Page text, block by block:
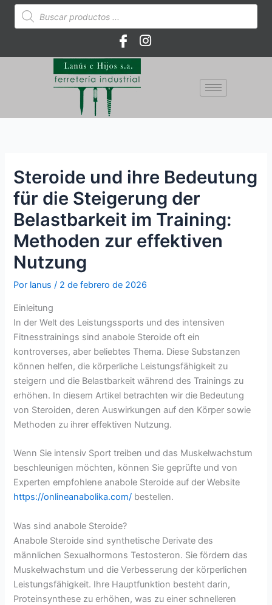
Búsqueda
de
productos
Steroide und ihre Bedeutung
für die Steigerung der
Belastbarkeit im Training:
Methoden zur effektiven
Nutzung
Por lanus/ 2 de febrero de 2026
Einleitung
In der Welt des Leistungssports und des intensiven
Fitnesstrainings sind anabole Steroide oft ein
kontroverses, aber beliebtes Thema. Diese Substanzen
können helfen, die körperliche Leistungsfähigkeit zu
steigern und die Belastbarkeit während des Trainings zu
erhöhen. In diesem Artikel betrachten wir die Bedeutung
von Steroiden, deren Auswirkungen auf den Körper sowie
Methoden zu ihrer effektiven Nutzung.
Wenn Sie intensiv Sport treiben und das Muskelwachstum
beschleunigen möchten, können Sie geprüfte und von
Experten empfohlene anabole Steroide auf der Website
https://onlineanabolika.com/ bestellen.
Was sind anabole Steroide?
Anabole Steroide sind synthetische Derivate des
männlichen Sexualhormons Testosteron. Sie fördern das
Muskelwachstum und die Verbesserung der körperlichen
Leistungsfähigkeit. Ihre Hauptfunktion besteht darin,
Proteinsynthese zu erhöhen, was zu einer schnelleren